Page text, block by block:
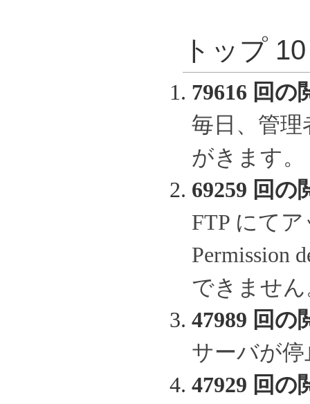
トップ
79616 回の
毎日、管
がきます。
69259 回の
FTP にて
Permission
できません
47989 回の
サーバが
47929 回の